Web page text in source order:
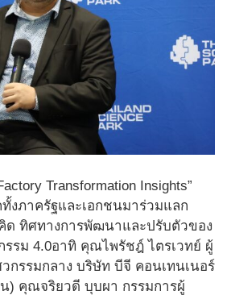
Transformation Insights”
งภาครัฐและเอกชนมาร่วมแลก
ด ทิศทางการพัฒนาและปรับตัวของ
รรม 4.0อาทิ คุณไพรัชฎ์ ไตรเวทย์ ผู้
กรรมกลาง บริษัท บีจี คอนเทนเนอร์
) คุณจริยวดี บุบผา กรรมการผู้